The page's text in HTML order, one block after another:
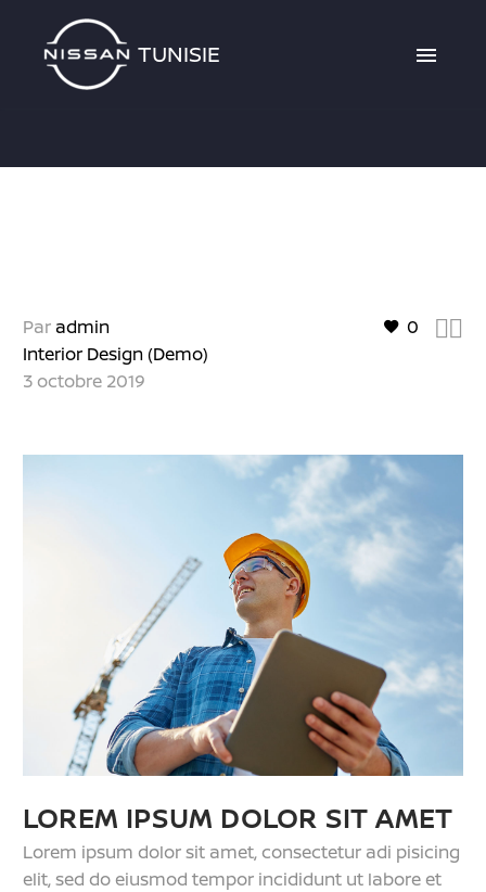
0 
Par admin
Interior Design (Demo)
3 octobre 2019
LOREM IPSUM DOLOR SIT AMET
Lorem ipsum dolor sit amet, consectetur adi pisicing
elit, sed do eiusmod tempor incididunt ut labore et